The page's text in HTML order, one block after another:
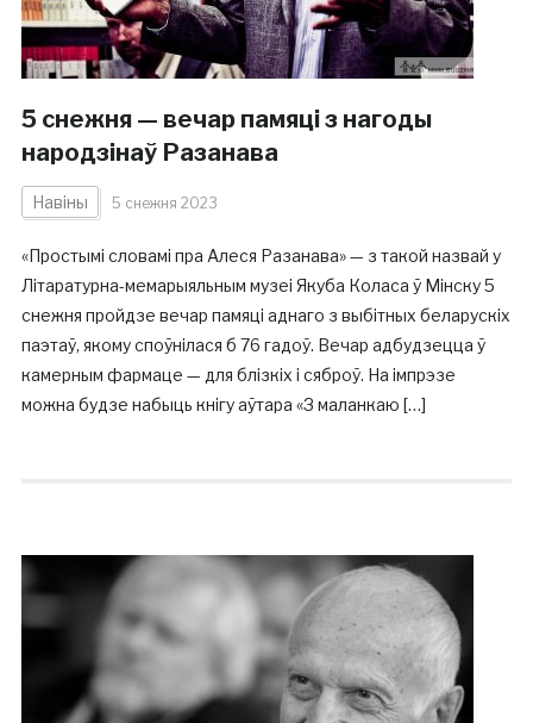
5 снежня — вечар памяці з нагоды
народзінаў Разанава
Навіны 5 снежня 2023
«Простымі словамі пра Алеся Разанава» — з такой назвай у
Літаратурна-мемарыяльным музеі Якуба Коласа ў Мінску 5
снежня пройдзе вечар памяці аднаго з выбітных беларускіх
паэтаў, якому споўнілася б 76 гадоў. Вечар адбудзецца ў
камерным фармаце — для блізкіх і сяброў. На імпрэзе
можна будзе набыць кнігу аўтара «З маланкаю […]